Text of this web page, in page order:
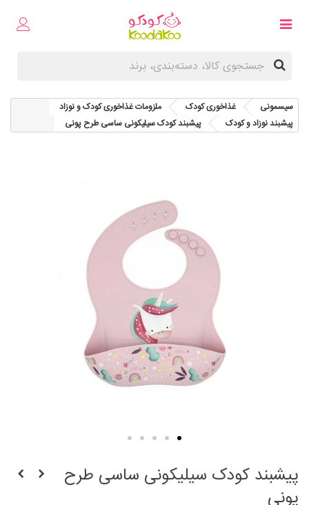
سیسمونی غذاخوری کودک
ملزومات غذاخوری کودک و نوزاد
پيشبند نوزاد و کودک
پیشبند کودک سیلیکونی ساسی طرح پونی
پیشبند کودک سیلیکونی ساسی طرح
پونی